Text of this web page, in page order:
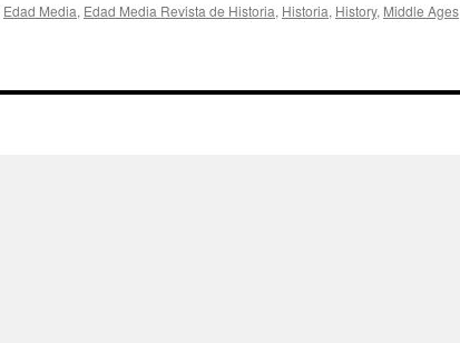
Edad Media, Edad Media Revista de Historia, Historia, History, Middle Ages